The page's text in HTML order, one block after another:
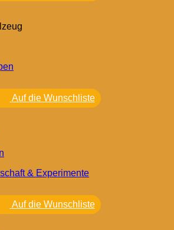
Auf die Wunschliste
Auf die Wunschliste